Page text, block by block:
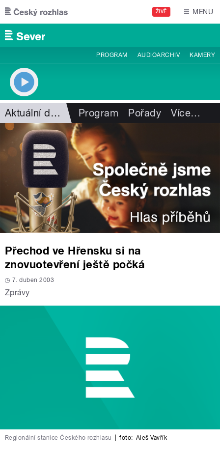
Přejít k hlavnímu obsahu
ŽIVĚ MENU
PROGRAM AUDIOARCHIV KAMERY
Aktuální dění Program Pořady Více…
Přechod ve Hřensku si na
znovuotevření ještě počká
7. duben 2003
Zprávy
Regionální stanice Českého rozhlasu foto: Aleš Vavřík